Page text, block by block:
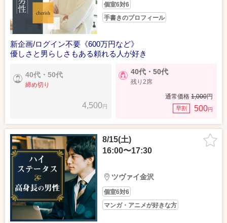
個室6対6
手書きのプロフィール
新企画/ログイン不要《600万円など》
優しさと男らしさもある頼れる人が好き
40代・50代
締め切り
4,500円
40代・50代
残り2席
通常価格 1,000円
早割 500円
8/15(土)
16:00〜17:30
ツヴァイ金沢
個室6対6
マンガ・アニメが好きな方